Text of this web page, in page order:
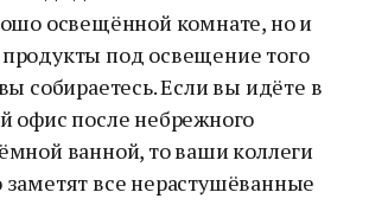
освещённой комнате, но и
под освещение того
собираетесь. Если вы идёте в
офис после небрежного
ванной, то ваши коллеги
заметят все нерастушёванные